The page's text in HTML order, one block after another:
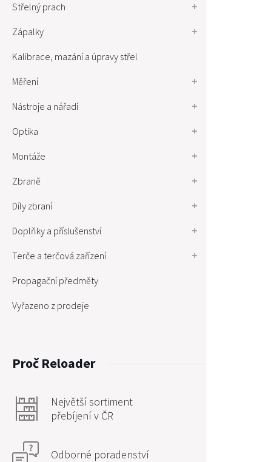
Střelný prach
Zápalky
Kalibrace, mazání a úpravy střel
Měření
Nástroje a nářadí
Optika
Montáže
Zbraně
Díly zbraní
Doplňky a příslušenství
Terče a terčová zařízení
Propagační předměty
Vyřazeno z prodeje
Proč Reloader
Největší sortiment
přebíjení v ČR
Odborné poradenství